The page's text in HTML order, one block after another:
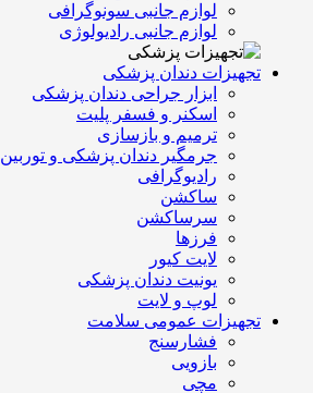
لوازم جانبی سونوگرافی
لوازم جانبی رادیولوژی
تجهیزات دندان پزشکی
ابزار جراحی دندان پزشکی
اسکنر و فسفر پلیت
ترمیم و بازسازی
جرمگیر دندان پزشکی و توربین
رادیوگرافی
ساکشن
سرساکشن
فرزها
لایت کیور
یونیت دندان پزشکی
لوپ و لایت
تجهیزات عمومی سلامت
فشارسنج
بازویی
مچی